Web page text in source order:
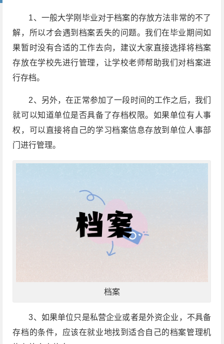
1、一般大学刚毕业对于档案的存放方法非常的不了
解，所以才会遇到档案丢失的问题。我们在毕业期间如
果暂时没有合适的工作去向，建议大家直接选择将档案
存放在学校先进行管理，让学校老师帮助我们对档案进
行存档。
2、另外，在正常参加了一段时间的工作之后，我们
就可以知道单位是否具备了存档权限。如果单位有人事
权，可以直接将自己的学习档案信息存放到单位人事部
门进行管理。
档案
3、如果单位只是私营企业或者是外资企业，不具备
存档的条件，应该在就业地找到适合自己的档案管理机